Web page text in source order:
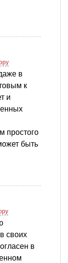
в
к
и
простого
быть
своих
в